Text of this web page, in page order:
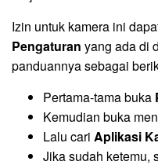
Izin untuk kamera ini
Pengaturan yang ada di
panduannya sebagai
Pertama-tama buka
Kemudian buka
Lalu cari Aplikasi
Jika sudah ketemu,